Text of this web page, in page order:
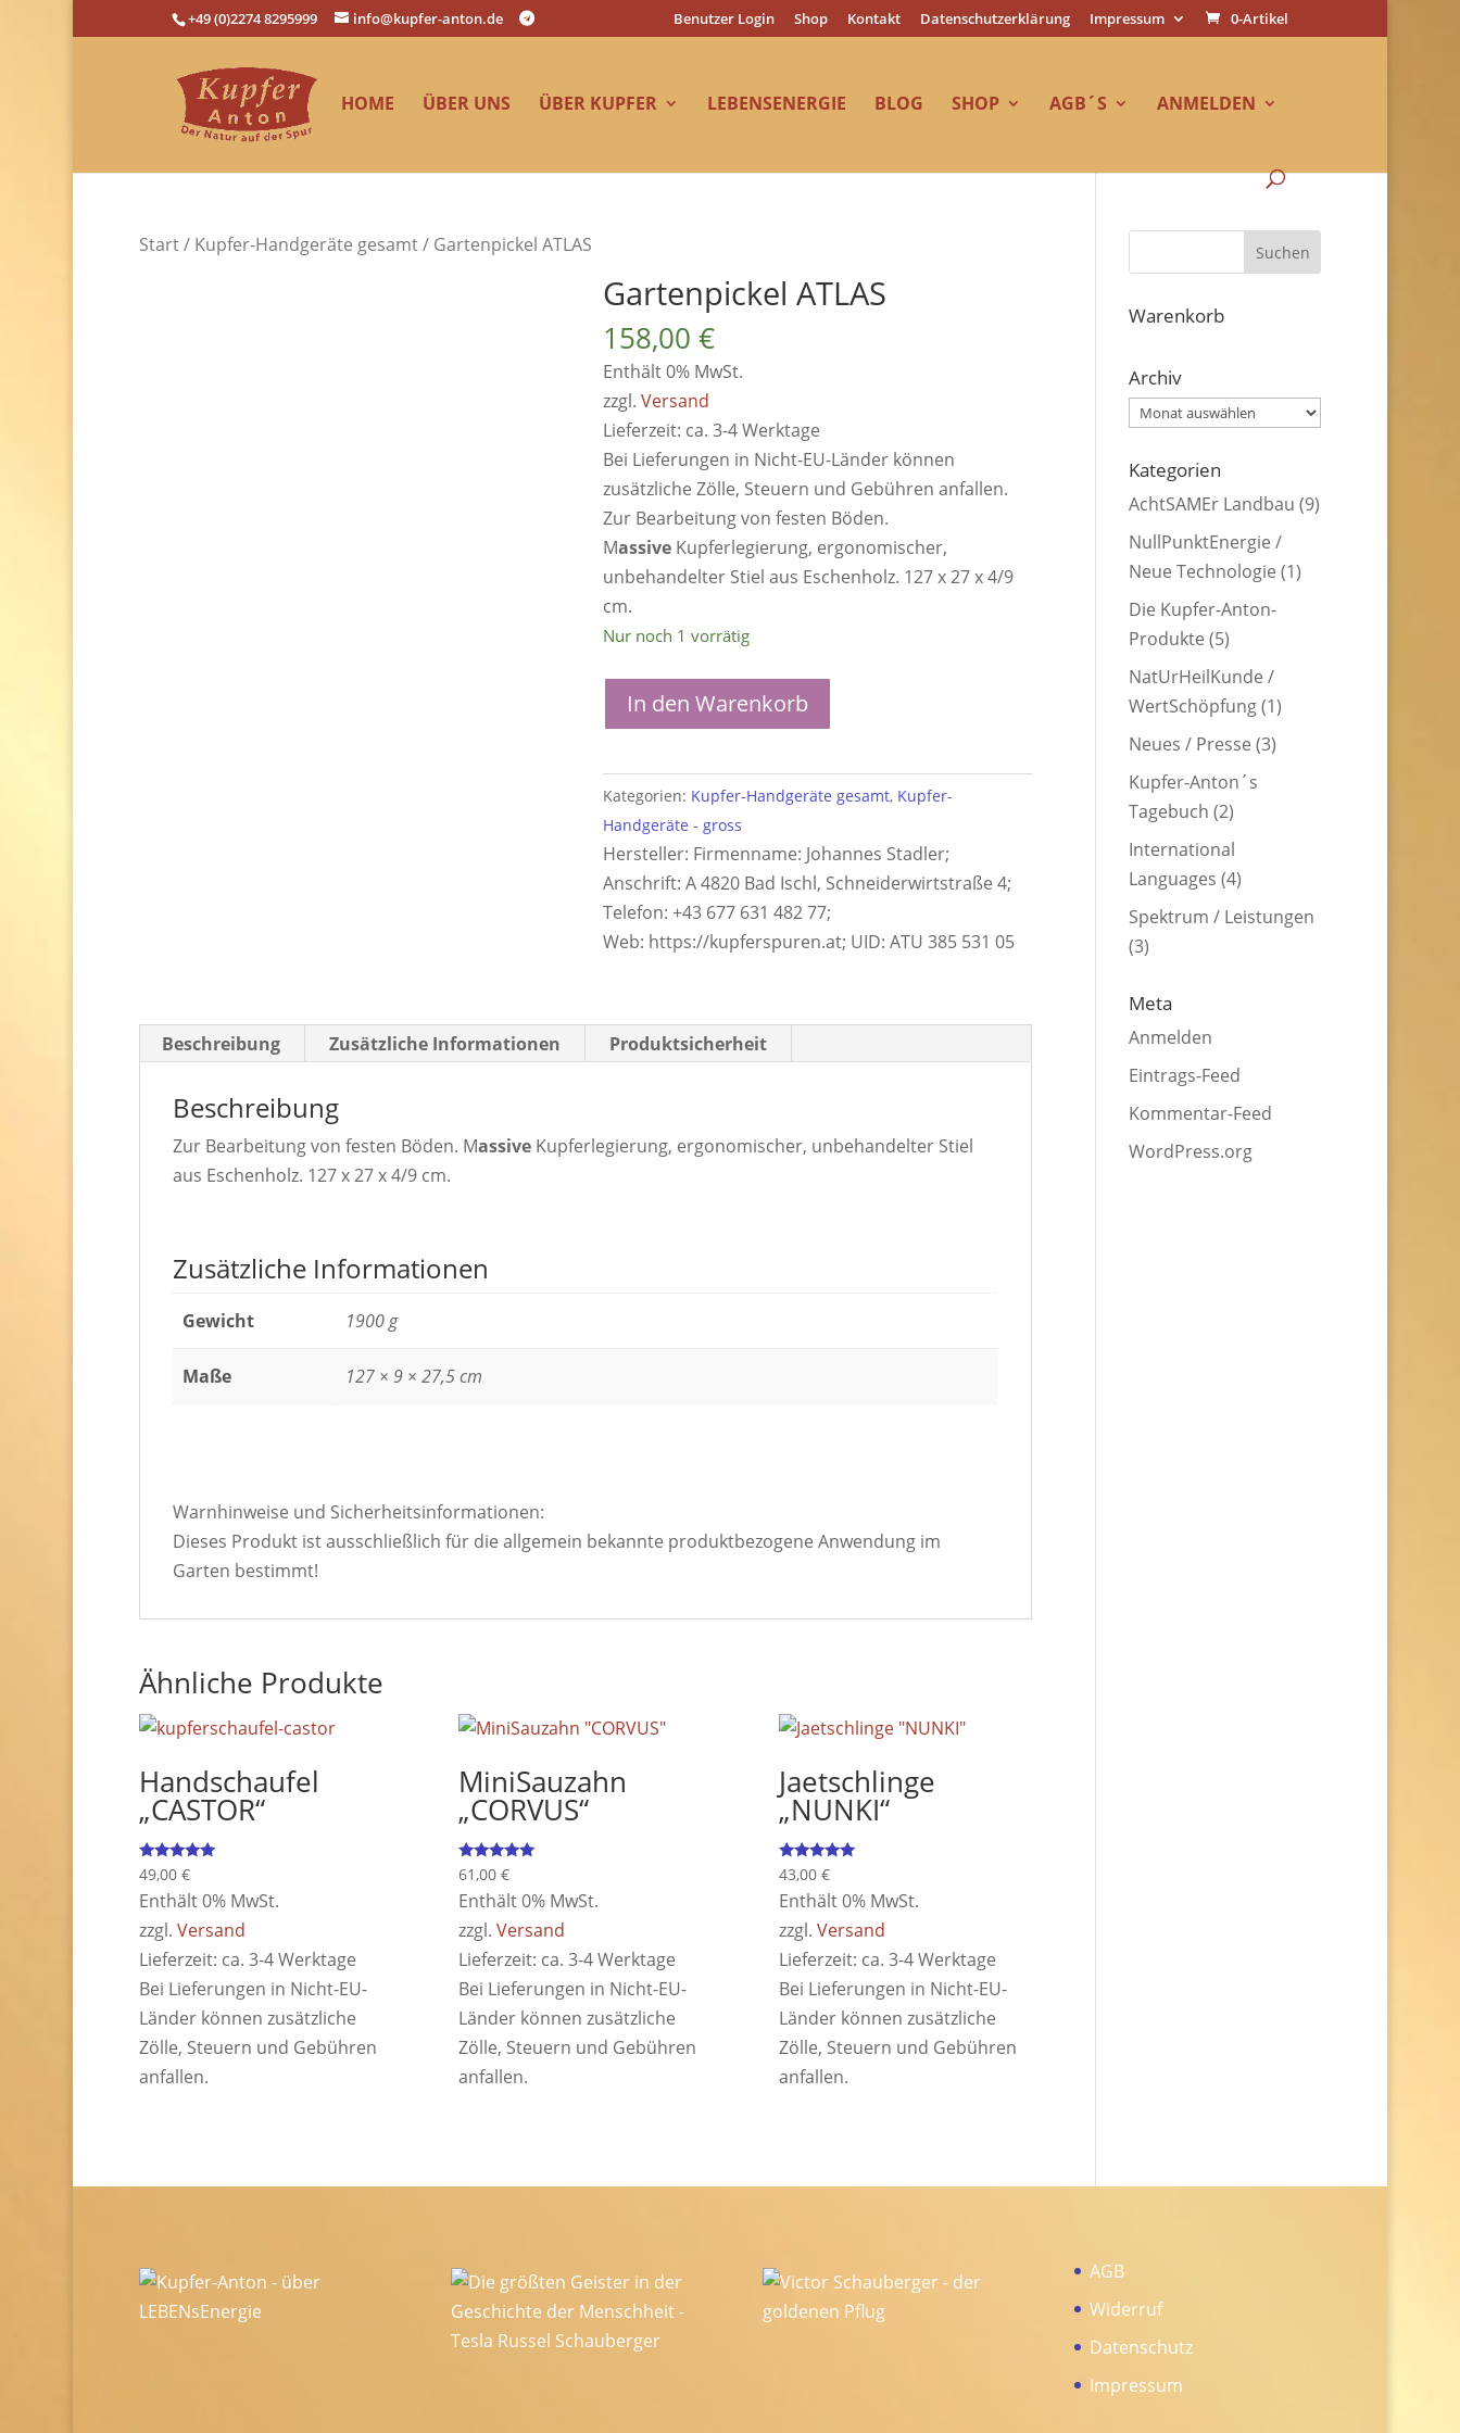
+49 (0)2274 8295999 info@kupfer-anton.de Benutzer Login Shop Kontakt Datenschutzerklärung Impressum 0-Artikel
HOME ÜBER UNS ÜBER KUPFER LEBENSENERGIE BLOG SHOP AGB´S ANMELDEN
Start/ Kupfer-Handgeräte gesamt/ Gartenpickel ATLAS
Gartenpickel ATLAS
158,00€
Enthält 0% MwSt.
zzgl.Versand
Lieferzeit: ca. 3-4 Werktage
Bei Lieferungen in Nicht-EU-Länder können
zusätzliche Zölle, Steuern und Gebühren anfallen.
Zur Bearbeitung von festen Böden.
Massive Kupferlegierung, ergonomischer,
unbehandelter Stiel aus Eschenholz. 127 x 27 x 4/9
cm.
Nur noch 1 vorrätig
Gartenpickel
ATLAS
In den Warenkorb
Kategorien: Kupfer-Handgeräte gesamt, Kupfer-
Handgeräte - gross
Hersteller: Firmenname: Johannes Stadler;
Anschrift: A 4820 Bad Ischl, Schneiderwirtstraße 4;
Telefon: +43 677 631 482 77;
Web: https://kupferspuren.at; UID: ATU 385 531 05
Beschreibung Zusätzliche Informationen Produktsicherheit
Beschreibung
Zur Bearbeitung von festen Böden. MassiveKupferlegierung, ergonomischer, unbehandelter Stiel
aus Eschenholz. 127 x 27 x 4/9 cm.
Zusätzliche Informationen
Gewicht 1900 g
Maße 127 × 9 × 27,5 cm
Warnhinweise und Sicherheitsinformationen:
Dieses Produkt ist ausschließlich für die allgemein bekannte produktbezogene Anwendung im
Garten bestimmt!
Ähnliche Produkte
Handschaufel
„CASTOR“
Bewertet
mit
5.00
49,00 €
Enthält 0% MwSt.
zzgl. Versand
Lieferzeit: ca. 3-4 Werktage
Bei Lieferungen in Nicht-EU-
Länder können zusätzliche
Zölle, Steuern und Gebühren
anfallen.
MiniSauzahn
„CORVUS“
Bewertet
mit
5.00
61,00€
Enthält 0% MwSt.
zzgl.Versand
Lieferzeit: ca. 3-4 Werktage
Bei Lieferungen in Nicht-EU-
Länder können zusätzliche
Zölle, Steuern und Gebühren
anfallen.
Jaetschlinge
„NUNKI“
Bewertet
mit
5.00
43,00 €
Enthält 0% MwSt.
zzgl. Versand
Lieferzeit: ca. 3-4 Werktage
Bei Lieferungen in Nicht-EU-
Länder können zusätzliche
Zölle, Steuern und Gebühren
anfallen.
Warenkorb
Archiv
Archiv
Kategorien
AchtSAMEr Landbau (9)
NullPunktEnergie /
Neue Technologie (1)
Die Kupfer-Anton-
Produkte (5)
NatUrHeilKunde /
WertSchöpfung(1)
Neues / Presse (3)
Kupfer-Anton´s
Tagebuch (2)
International
Languages (4)
Spektrum / Leistungen
(3)
Meta
Anmelden
Eintrags-Feed
Kommentar-Feed
WordPress.org
AGB
Widerruf
Datenschutz
Impressum